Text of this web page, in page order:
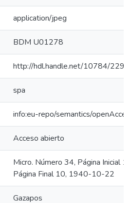
application/jpeg
BDM U01278
http://hdl.handle.net/10784/
spa
info:eu-repo/semantics/
Acceso abierto
Micro. Número 34, Página Inicial
Página Final 10, 1940-10-22
Gazapos